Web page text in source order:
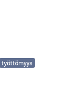
työttömyys